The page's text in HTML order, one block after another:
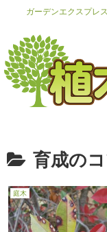
ガーデンエクスプレ
育成の
庭木